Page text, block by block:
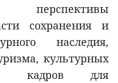
перспективы
сохранения и
наследия,
культурных
кадров для